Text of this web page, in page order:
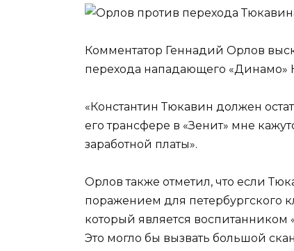
Комментатор Геннадий Орлов
перехода нападающего «Динамо»
«Константин Тюкавин должен
его трансфере в «Зенит» мне
заработной платы».
Орлов также отметил, что если
поражением для петербургского
который является
Это могло бы вызвать большой